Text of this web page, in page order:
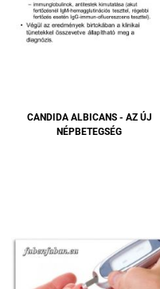
CANDIDA ALBICANS - AZ ÚJ
NÉPBETEGSÉG